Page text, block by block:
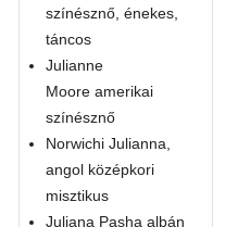
színésznő, énekes,
táncos
Julianne
Moore amerikai
színésznő
Norwichi Julianna,
angol középkori
misztikus
Juliana Pasha albán